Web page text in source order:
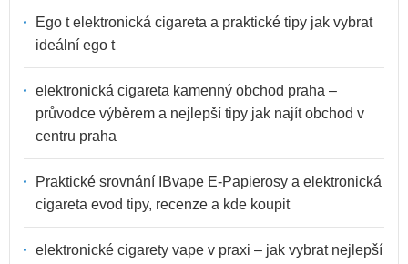
Ego t elektronická cigareta a praktické tipy jak vybrat
ideální ego t
elektronická cigareta kamenný obchod praha –
průvodce výběrem a nejlepší tipy jak najít obchod v
centru praha
Praktické srovnání IBvape E-Papierosy a elektronická
cigareta evod tipy, recenze a kde koupit
elektronické cigarety vape v praxi – jak vybrat nejlepší